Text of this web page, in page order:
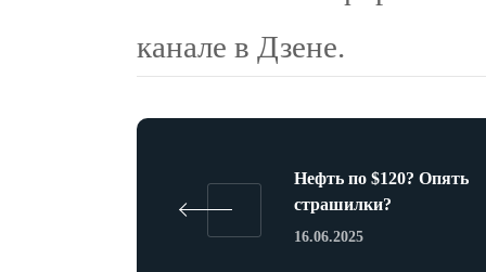
канале в Дзене.
Нефть по $120? Опять
страшилки?
16.06.2025